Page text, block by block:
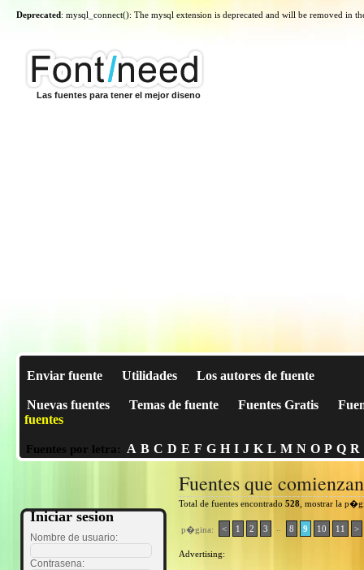
Deprecated: mysql_connect(): The mysql extension is deprecated and will be removed in
Las fuentes para tener el mejor diseno
Enviar fuente Utilidades Los autores de fuente
Nuevas fuentes Temas de fuente Fuentes Gratis
fuentes
Fuentes por letra: A B C D E F G H I J K L M N O P Q R
Iniciar sesion
Nombre de usuario:
Contrasena:
Fuentes que
Total de fuentes encontrado 528 , mostrar la
p�gina: < 1 2 3 8 9 10 11 >
Advertising: